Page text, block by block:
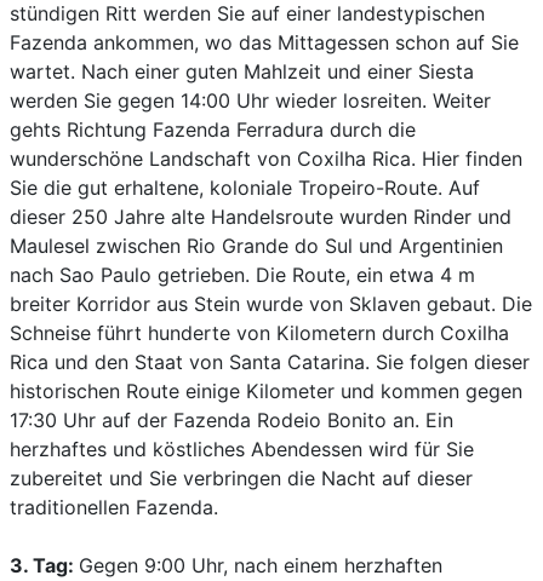
stündigen Ritt werden Sie auf einer landestypischen
Fazenda ankommen, wo das Mittagessen schon auf Sie
wartet. Nach einer guten Mahlzeit und einer Siesta
werden Sie gegen 14:00 Uhr wieder losreiten. Weiter
gehts Richtung Fazenda Ferradura durch die
wunderschöne Landschaft von Coxilha Rica. Hier finden
Sie die gut erhaltene, koloniale Tropeiro-Route. Auf
dieser 250 Jahre alte Handelsroute wurden Rinder und
Maulesel zwischen Rio Grande do Sul und Argentinien
nach Sao Paulo getrieben. Die Route, ein etwa 4 m
breiter Korridor aus Stein wurde von Sklaven gebaut. Die
Schneise führt hunderte von Kilometern durch Coxilha
Rica und den Staat von Santa Catarina. Sie folgen dieser
historischen Route einige Kilometer und kommen gegen
17:30 Uhr auf der Fazenda Rodeio Bonito an. Ein
herzhaftes und köstliches Abendessen wird für Sie
zubereitet und Sie verbringen die Nacht auf dieser
traditionellen Fazenda.
3. Tag: Gegen 9:00 Uhr, nach einem herzhaften